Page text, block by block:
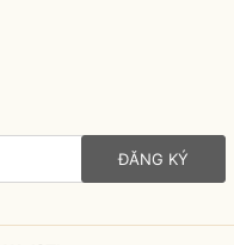
ĐĂNG KÝ